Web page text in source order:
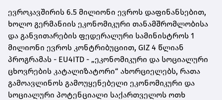
ევროკავშირის 6.5 მილიონი ევროს დაფინანსებით,
ხოლო გერმანიის ეკონომიკური თანამშრომლობისა
და განვითარების ფედერალური სამინისტროს 1
მილიონი ევროს კონტრიბუციით, GIZ 4 წლიან
პროგრამას - EU4ITD - „ეკონომიკური და სოციალური
ცხოვრების კატალიზატორი“ ახორციელებს, რათა
გამოავლინოს გამოუყენებელი ეკონომიკური და
სოციალური პოტენციალი საქართველოს ოთხ